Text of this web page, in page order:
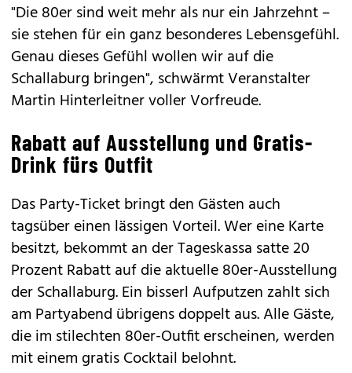
"Die 80er sind weit mehr als nur ein Jahrzehnt –
sie stehen für ein ganz besonderes Lebensgefühl.
Genau dieses Gefühl wollen wir auf die
Schallaburg bringen", schwärmt Veranstalter
Martin Hinterleitner voller Vorfreude.
Rabatt auf Ausstellung und Gratis-
Drink fürs Outfit
Das Party-Ticket bringt den Gästen auch
tagsüber einen lässigen Vorteil. Wer eine Karte
besitzt, bekommt an der Tageskassa satte 20
Prozent Rabatt auf die aktuelle 80er-Ausstellung
der Schallaburg. Ein bisserl Aufputzen zahlt sich
am Partyabend übrigens doppelt aus. Alle Gäste,
die im stilechten 80er-Outfit erscheinen, werden
mit einem gratis Cocktail belohnt.